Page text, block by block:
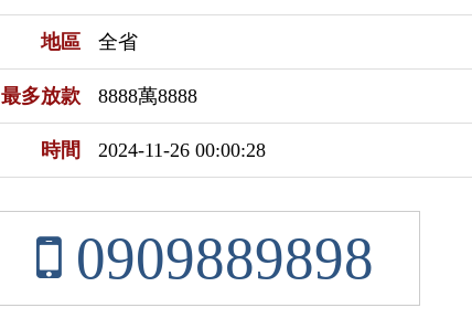
地區 全省
最多放款 8888萬8888
時間 2024-11-26 00:00:28
0909889898